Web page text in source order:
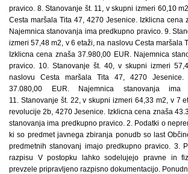
pravico. 8. Stanovanje št. 11, v skupni izmeri 60,10
Cesta maršala Tita 47, 4270 Jesenice. Izklicna cena
Najemnica stanovanja ima predkupno pravico. 9.
izmeri 57,48 m2, v 6 etaži, na naslovu Cesta maršala
Izklicna cena znaša 37.980,00 EUR. Najemnica
pravico. 10. Stanovanje št. 40, v skupni izmeri
naslovu Cesta maršala Tita 47, 4270 Jesenice.
37.080,00 EUR. Najemnica stanovanja ima
11. Stanovanje št. 22, v skupni izmeri 64,33 m2, v 7
revolucije 2b, 4270 Jesenice. Izklicna cena znaša
stanovanja ima predkupno pravico. 2. Podatki o
ki so predmet javnega zbiranja ponudb so last
predmetnih stanovanj imajo predkupno pravico. 3.
razpisu V postopku lahko sodelujejo pravne in
prevzele pripravljeno razpisno dokumentacijo.